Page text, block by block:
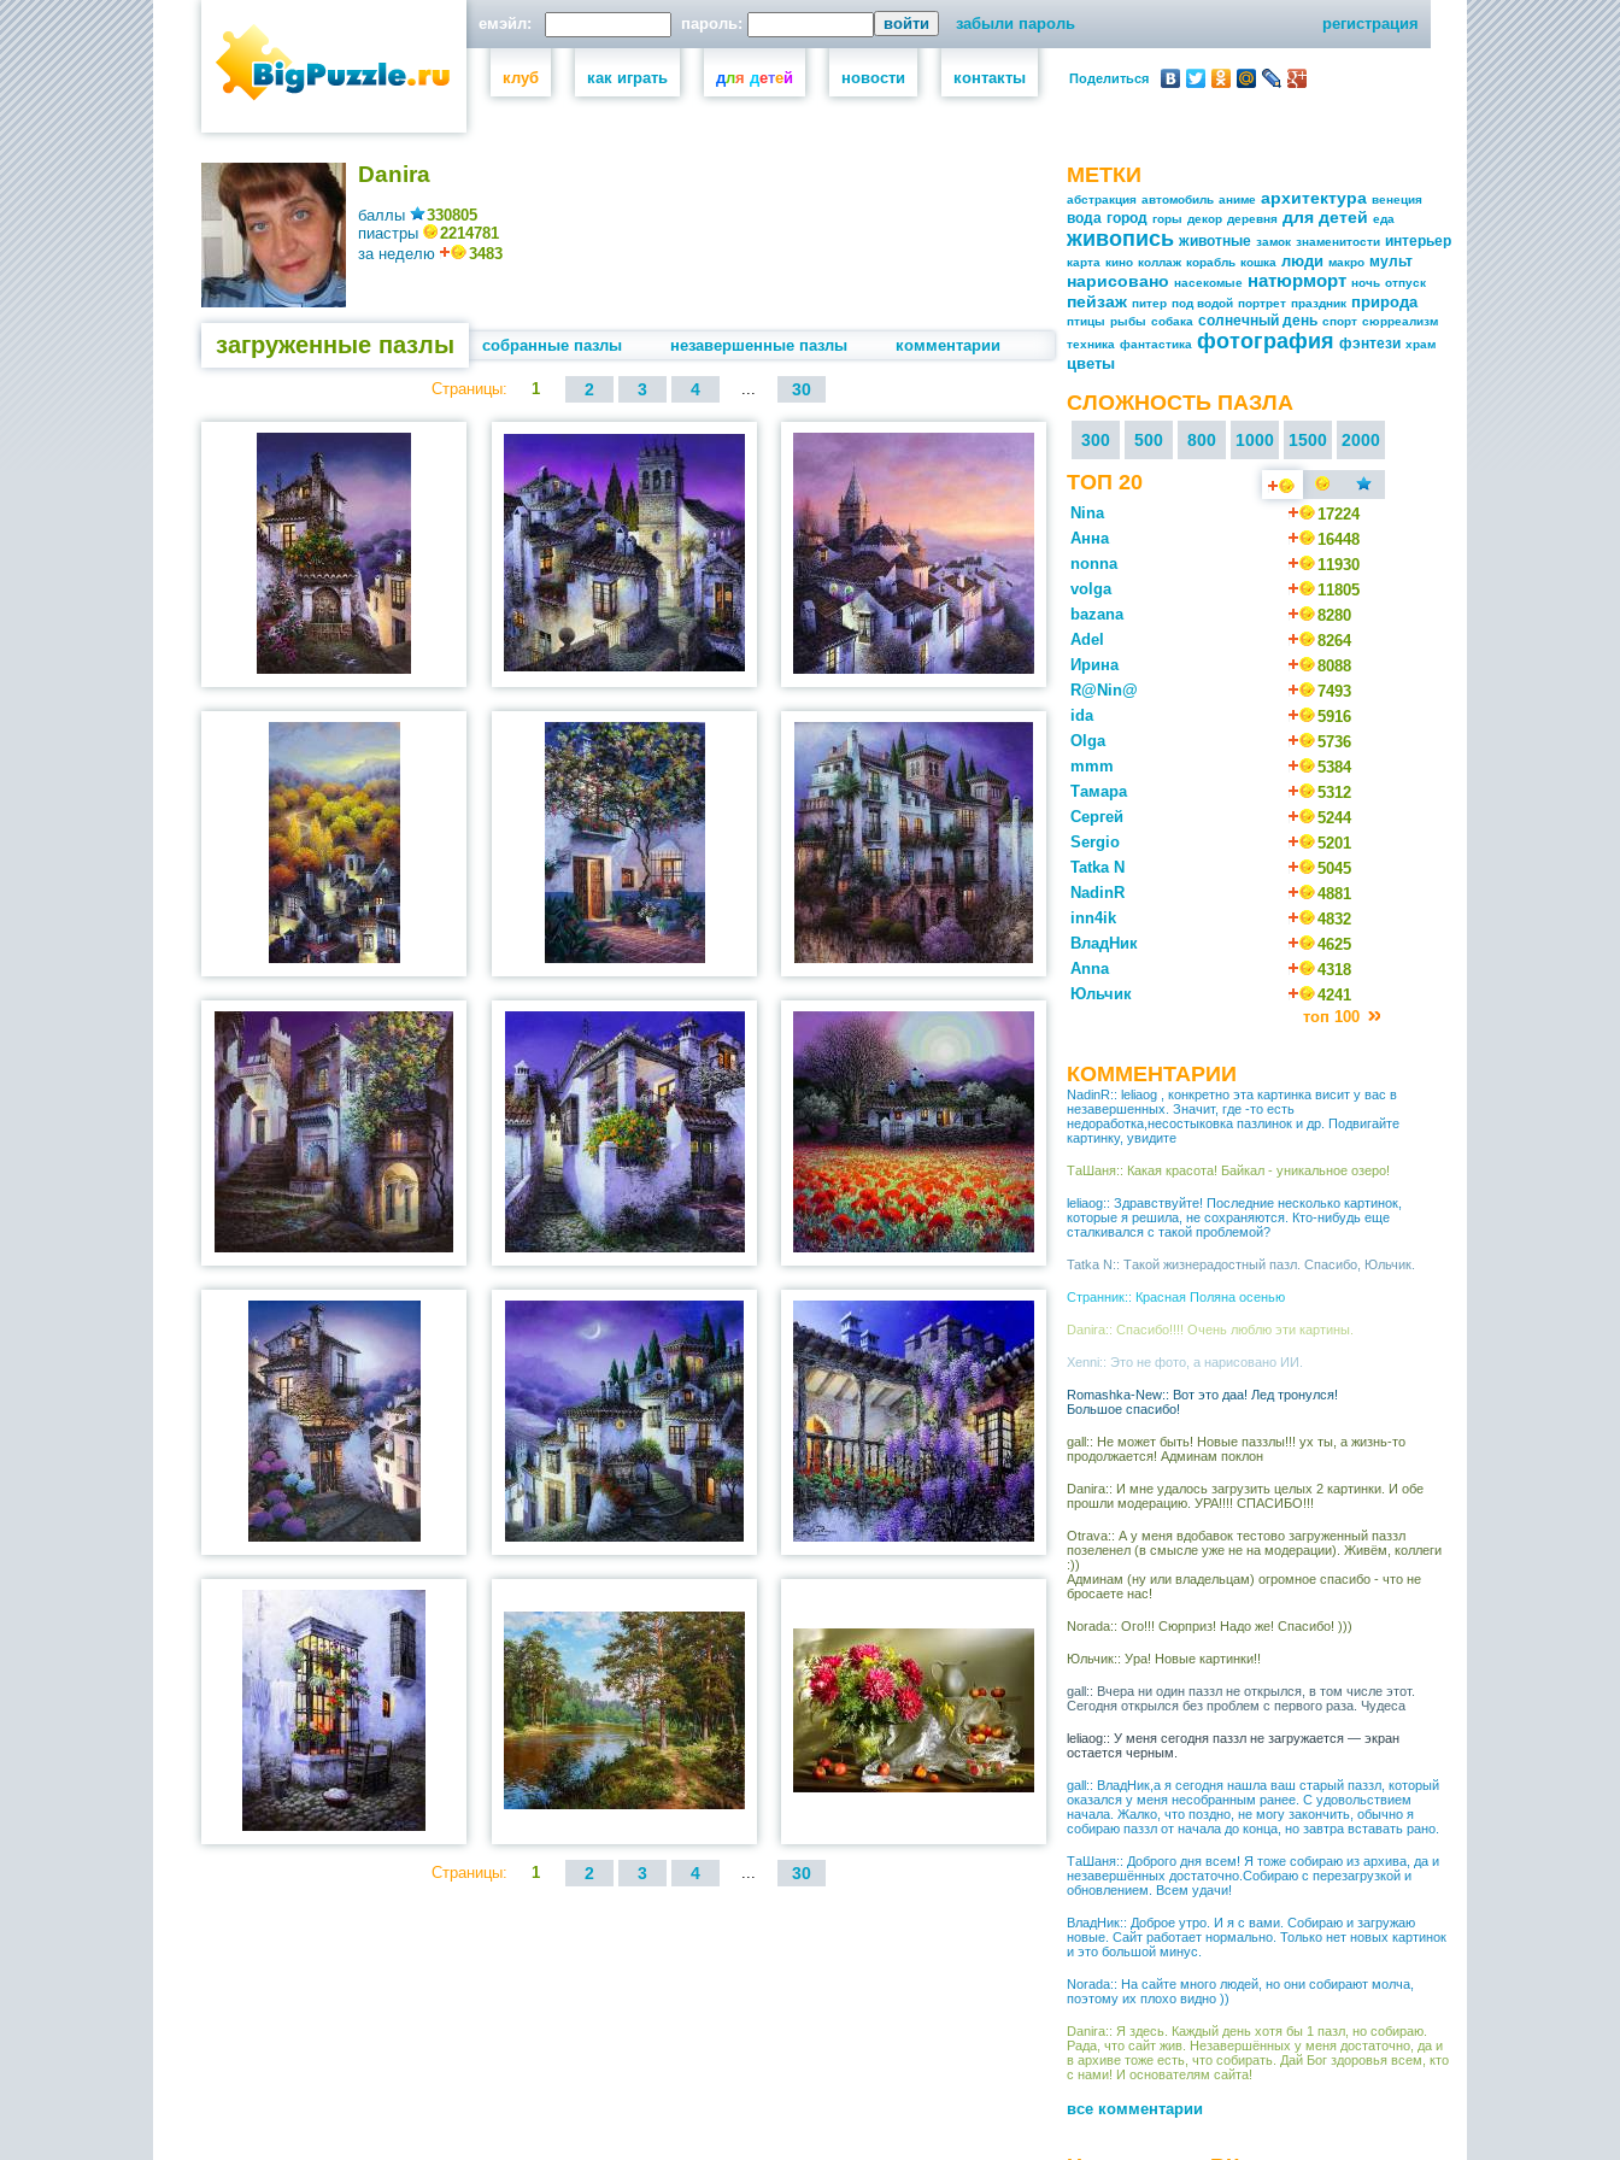
емэйл: пароль: забыли пароль регистрация
клуб как играть для детей новости контакты Поделиться
Danira
баллы
330805
пиастры
2214781
за неделю
3483
загруженные пазлы собранные пазлы незавершенные пазлы комментарии
Страницы: 1 2 3 4 ... 30
Страницы: 1 2 3 4 ... 30
МЕТКИ
абстракция автомобиль аниме архитектура венеция
вода город горы декор деревня для детей еда
живопись животные замок знаменитости интерьер
карта кино коллаж корабль кошка люди макро мульт
нарисовано насекомые натюрморт ночь отпуск
пейзаж питер под водой портрет праздник природа
птицы рыбы собака солнечный день спорт сюрреализм
техника фантастика фотография фэнтези храм
цветы
СЛОЖНОСТЬ ПАЗЛА
300 500 800 1000 1500 2000
ТОП 20
Nina
17224
Анна
16448
nonna
11930
volga
11805
bazana
8280
Adel
8264
Ирина
8088
R@Nin@
7493
ida
5916
Olga
5736
mmm
5384
Тамара
5312
Сергей
5244
Sergio
5201
Tatka N
5045
NadinR
4881
inn4ik
4832
ВладНик
4625
Anna
4318
Юльчик
4241
топ 100
КОММЕНТАРИИ
NadinR:: leliaog , конкретно эта картинка висит у вас в
незавершенных. Значит, где -то есть
недоработка,несостыковка пазлинок и др. Подвигайте
картинку, увидите
ТаШаня:: Какая красота! Байкал - уникальное озеро!
leliaog:: Здравствуйте! Последние несколько картинок,
которые я решила, не сохраняются. Кто-нибудь еще
сталкивался с такой проблемой?
Tatka N:: Такой жизнерадостный пазл. Спасибо, Юльчик.
Странник:: Красная Поляна осенью
Danira:: Спасибо!!!! Очень люблю эти картины.
Xenni:: Это не фото, а нарисовано ИИ.
Romashka-New:: Вот это даа! Лед тронулся!
Большое спасибо!
gall:: Не может быть! Новые паззлы!!! ух ты, а жизнь-то
продолжается! Админам поклон
Danira:: И мне удалось загрузить целых 2 картинки. И обе
прошли модерацию. УРА!!!! СПАСИБО!!!
Otrava:: А у меня вдобавок тестово загруженный паззл
позеленел (в смысле уже не на модерации). Живём, коллеги
:))
Админам (ну или владельцам) огромное спасибо - что не
бросаете нас!
Norada:: Ого!!! Сюрприз! Надо же! Спасибо! )))
Юльчик:: Ура! Новые картинки!!
gall:: Вчера ни один паззл не открылся, в том числе этот.
Сегодня открылся без проблем с первого раза. Чудеса
leliaog:: У меня сегодня паззл не загружается — экран
остается черным.
gall:: ВладНик,а я сегодня нашла ваш старый паззл, который
оказался у меня несобранным ранее. С удовольствием
начала. Жалко, что поздно, не могу закончить, обычно я
собираю паззл от начала до конца, но завтра вставать рано.
ТаШаня:: Доброго дня всем! Я тоже собираю из архива, да и
незавершённых достаточно.Собираю с перезагрузкой и
обновлением. Всем удачи!
ВладНик:: Доброе утро. И я с вами. Собираю и загружаю
новые. Сайт работает нормально. Только нет новых картинок
и это большой минус.
Norada:: На сайте много людей, но они собирают молча,
поэтому их плохо видно ))
Danira:: Я здесь. Каждый день хотя бы 1 пазл, но собираю.
Рада, что сайт жив. Незавершённых у меня достаточно, да и
в архиве тоже есть, что собирать. Дай Бог здоровья всем, кто
с нами! И основателям сайта!
все комментарии